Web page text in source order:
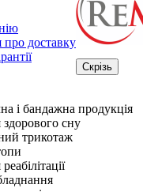
про доставку
Скрізь
і бандажна продукція
сну
трикотаж